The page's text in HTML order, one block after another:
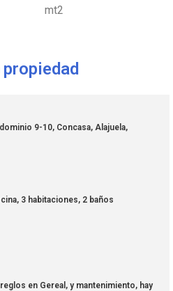
mt2
9-10, Concasa, Alajuela,
3 habitaciones, 2 baños
en Gereal, y mantenimiento, hay